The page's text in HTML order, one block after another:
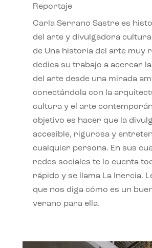
Reportaje
Carla Serrano Sastre es
del arte y divulgadora
de Una historia del arte muy
dedica su trabajo a acercar
del arte desde una mirada
conectándola con la
cultura y el arte
objetivo es hacer que la
accesible, rigurosa y
cualquier persona. En sus
redes sociales te lo cuenta
rápido y se llama La Inercia.
que nos diga cómo es un
verano para ella.